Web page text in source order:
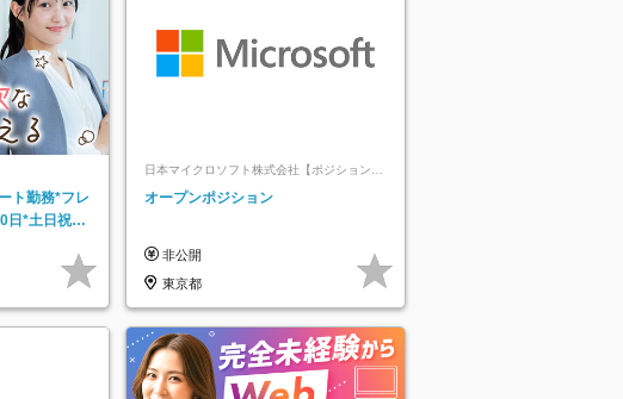
ト勤務*フレ
日*土日祝休
日本マイクロソフト株式会社【ポジションマ
ッチ登録】
オープンポジション
非公開
東京都